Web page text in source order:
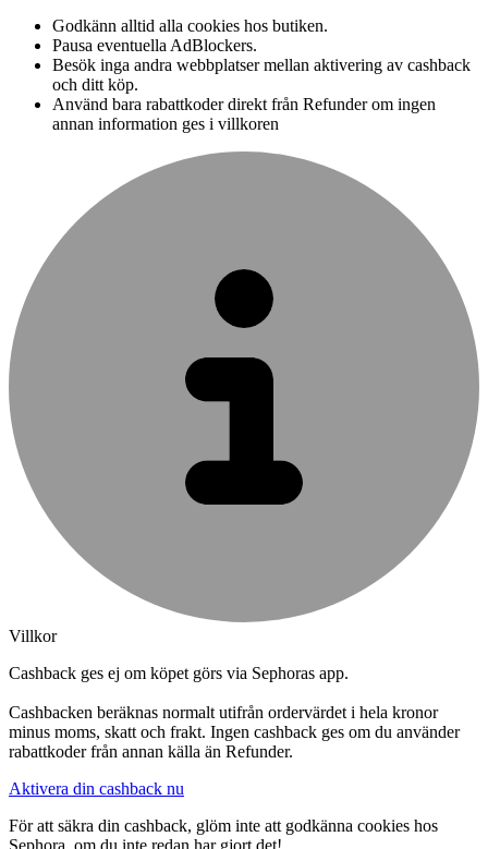
Godkänn alltid alla cookies hos butiken.
Pausa eventuella AdBlockers.
Besök inga andra webbplatser mellan aktivering av cashback
och ditt köp.
Använd bara rabattkoder direkt från Refunder om ingen
annan information ges i villkoren
Villkor
Cashback ges ej om köpet görs via Sephoras app.
Cashbacken beräknas normalt utifrån ordervärdet i hela kronor
minus moms, skatt och frakt. Ingen cashback ges om du använder
rabattkoder från annan källa än Refunder.
Aktivera din cashback nu
För att säkra din cashback, glöm inte att godkänna cookies hos
Sephora, om du inte redan har gjort det!